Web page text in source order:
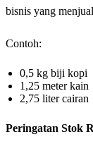
bisnis yang
Contoh:
0,5 kg biji kopi
1,25 meter kain
2,75 liter cairan
Peringatan Stok